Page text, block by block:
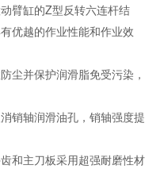
臂缸的Z型反转六连杆结
优越的作业性能和作业效
尘并保护润滑脂免受污染，
销轴润滑油孔，销轴强度提
和主刀板采用超强耐磨性材